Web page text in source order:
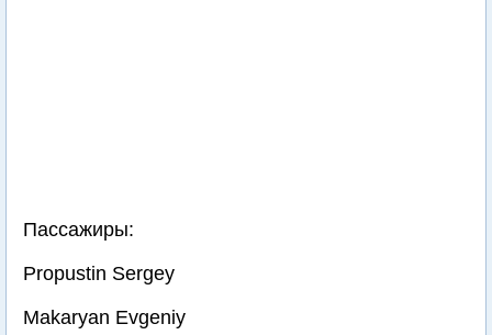
Пассажиры:
Propustin Sergey
Makaryan Evgeniy